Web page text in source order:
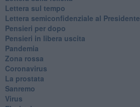
​Lettera sul tempo
Lettera semiconfidenziale al Presidente
Pensieri per dopo
​Pensieri in libera uscita
Pandemia
Zona rossa
Coronavirus
La prostata
Sanremo
Virus